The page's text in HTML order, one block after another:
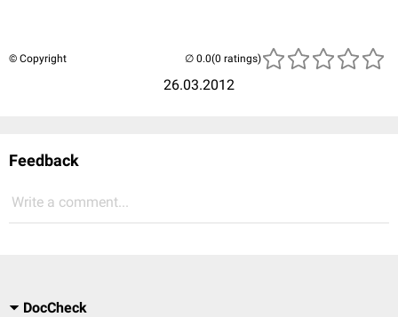
© Copyright
26.03.2012
(0 ratings)
Feedback
Write a comment...
DocCheck